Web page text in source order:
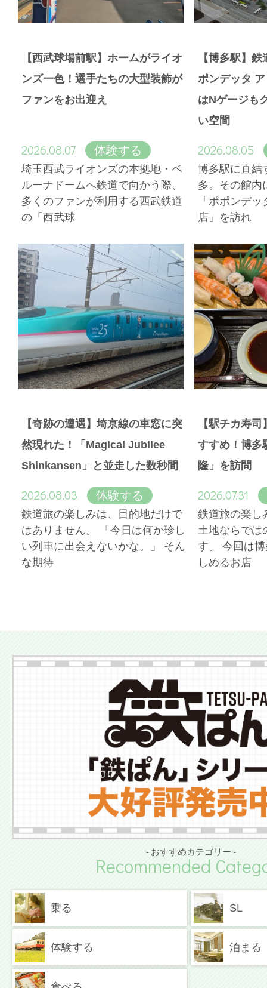
【西武球場前駅】ホームがライオ
ンズ一色！選手たちの大型装飾が
ファンをお出迎え
2026.08.07 体験する
埼玉西武ライオンズの本拠地・ベ
ルーナドームへ鉄道で向かう際、
多くのファンが利用する西武鉄道
の「西武球
【博多駅】
ポンデッタ
はNゲージも
い空間
2026.08.05
博多駅に直結
多。その館内
「ポポンデ
店」を訪れ
【奇跡の遭遇】埼京線の車窓に突
然現れた！「Magical Jubilee
Shinkansen」と並走した数秒間
2026.08.03 体験する
鉄道旅の楽しみは、目的地だけで
はありません。 「今日は何か珍し
い列車に出会えないかな。」 そん
な期待
【駅チカ寿
すすめ！博多
隆」を訪問
2026.07.31
鉄道旅の楽し
土地ならでは
す。 今回は
しめるお店
- おすすめカテゴリー -
Recommended
乗る SL
体験する 泊まる